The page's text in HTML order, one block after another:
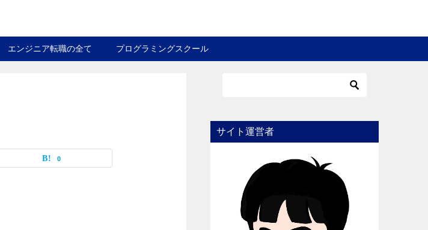
エンジニア転職の全て プログラミングスクール
0
サイト運営者